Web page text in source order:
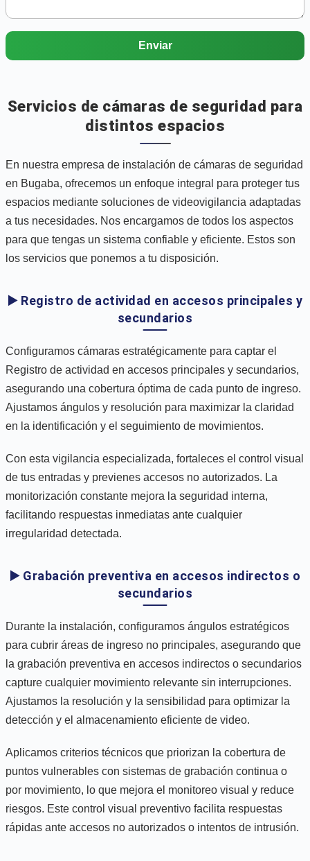
Enviar
Servicios de cámaras de seguridad para
distintos espacios
En nuestra empresa de instalación de cámaras de seguridad
en Bugaba, ofrecemos un enfoque integral para proteger tus
espacios mediante soluciones de videovigilancia adaptadas
a tus necesidades. Nos encargamos de todos los aspectos
para que tengas un sistema confiable y eficiente. Estos son
los servicios que ponemos a tu disposición.
▶️ Registro de actividad en accesos principales y
secundarios
Configuramos cámaras estratégicamente para captar el
Registro de actividad en accesos principales y secundarios,
asegurando una cobertura óptima de cada punto de ingreso.
Ajustamos ángulos y resolución para maximizar la claridad
en la identificación y el seguimiento de movimientos.
Con esta vigilancia especializada, fortaleces el control visual
de tus entradas y previenes accesos no autorizados. La
monitorización constante mejora la seguridad interna,
facilitando respuestas inmediatas ante cualquier
irregularidad detectada.
▶️ Grabación preventiva en accesos indirectos o
secundarios
Durante la instalación, configuramos ángulos estratégicos
para cubrir áreas de ingreso no principales, asegurando que
la grabación preventiva en accesos indirectos o secundarios
capture cualquier movimiento relevante sin interrupciones.
Ajustamos la resolución y la sensibilidad para optimizar la
detección y el almacenamiento eficiente de video.
Aplicamos criterios técnicos que priorizan la cobertura de
puntos vulnerables con sistemas de grabación continua o
por movimiento, lo que mejora el monitoreo visual y reduce
riesgos. Este control visual preventivo facilita respuestas
rápidas ante accesos no autorizados o intentos de intrusión.